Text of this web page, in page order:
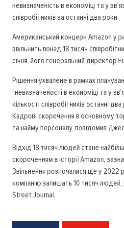
невизначеність в економіці та у
співробітників за останні два роки.
Американський концерн Amazon у
звільнить понад 18 тисяч
січня, його генеральний директор
Рішення ухвалене в рамках
"невизначеності в економіці та у
кількості співробітників останні
Кадрові скорочення в основному
та найму персоналу, повідомив
Відхід 18 тисяч людей стане
скороченням в історії Amazon,
Звільнення розпочалися ще у 2022
компанію залишать 10 тисяч людей,
Street Journal.